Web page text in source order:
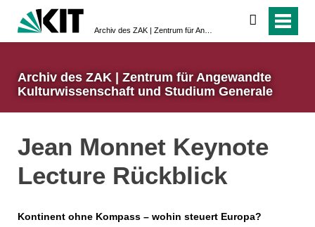
suchen
Archiv des ZAK | Zentrum für Angewandte
Kulturwissenschaft und Studium Generale
Jean Monnet Keynote
Lecture Rückblick
Kontinent ohne Kompass – wohin steuert Europa?